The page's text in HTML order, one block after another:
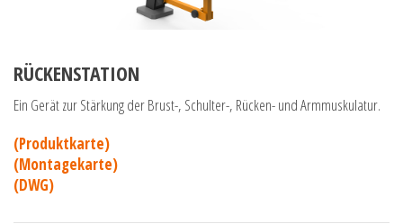
RÜCKENSTATION
Ein Gerät zur Stärkung der Brust-, Schulter-, Rücken- und Armmuskulatur.
(Produktkarte)
(Montagekarte)
(DWG)